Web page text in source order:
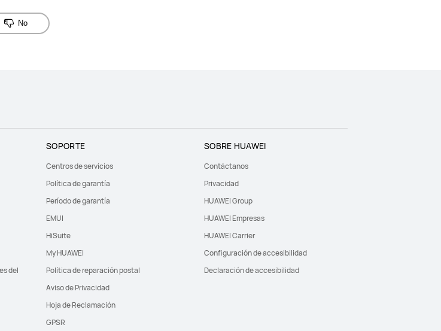
No
del
SOPORTE
Centros de servicios
Política de garantía
Período de garantía
EMUI
HiSuite
My HUAWEI
Política de reparación postal
Aviso de Privacidad
Hoja de Reclamación
GPSR
SOBRE HUAWEI
Contáctanos
Privacidad
HUAWEI Group
HUAWEI Empresas
HUAWEI Carrier
Configuración de accesibilidad
Declaración de accesibilidad